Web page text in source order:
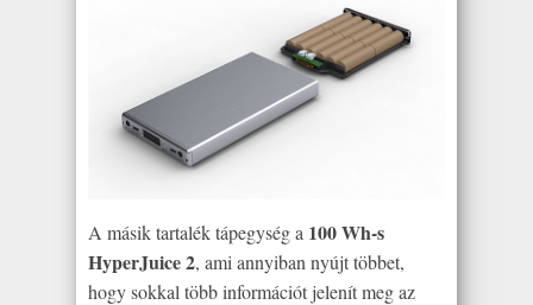
A másik tartalék tápegység a 100 Wh-s
HyperJuice 2, ami annyiban nyújt többet,
hogy sokkal több információt jelenít meg az